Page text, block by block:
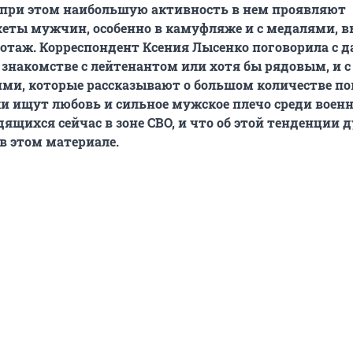
этом наибольшую активность в нем проявляют
мужчин, особенно в камуфляже и с медалями,
Корреспондент Ксения Лысенко поговорила с
с лейтенантом или хотя бы рядовым, и с
которые рассказывают о большом количестве
ищут любовь и сильное мужское плечо среди
сейчас в зоне СВО, и что об этой тенденции
этом материале.